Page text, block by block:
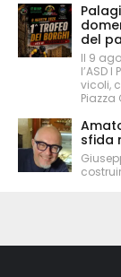
del
Il 9
l’ASD
vicoli,
Piazza
sfida